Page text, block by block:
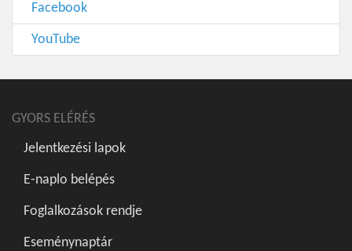
Facebook
YouTube
GYORS ELÉRÉS
Jelentkezési lapok
E-naplo belépés
Foglalkozások rendje
Eseménynaptár